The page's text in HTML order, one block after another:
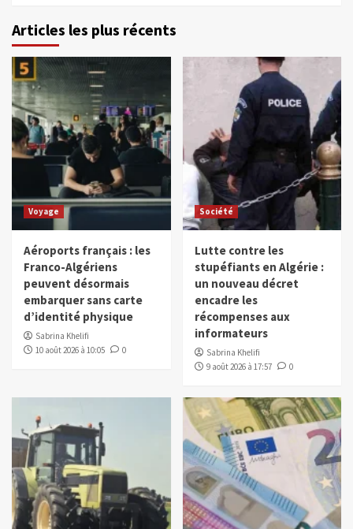
Articles les plus récents
Voyage
Aéroports français : les
Franco-Algériens
peuvent désormais
embarquer sans carte
d’identité physique
Sabrina Khelifi
10 août 2026 à 10:05
0
Société
Lutte contre les
stupéfiants en Algérie :
un nouveau décret
encadre les
récompenses aux
informateurs
Sabrina Khelifi
9 août 2026 à 17:57
0